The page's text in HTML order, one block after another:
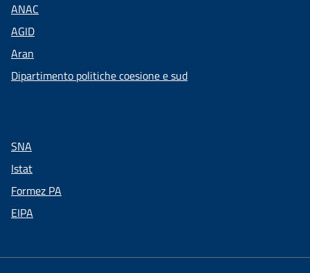
ANAC
AGID
Aran
Dipartimento politiche coesione e sud
SNA
Istat
Formez PA
EIPA